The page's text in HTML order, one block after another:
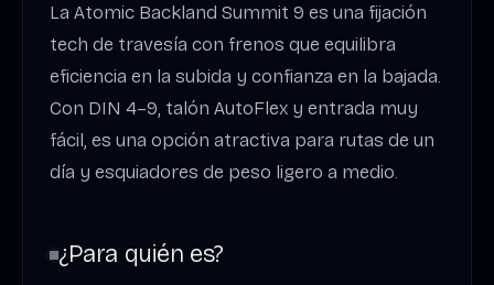
La Atomic Backland Summit 9 es una fijación
tech de travesía con frenos que equilibra
eficiencia en la subida y confianza en la bajada.
Con DIN 4–9, talón AutoFlex y entrada muy
fácil, es una opción atractiva para rutas de un
día y esquiadores de peso ligero a medio.
¿Para quién es?